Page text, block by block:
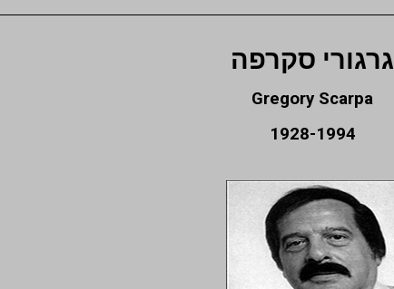
גרגורי סקרפה
Gregory Scarpa
1928-1994